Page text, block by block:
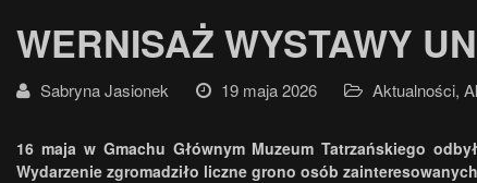
WERNISAŻ WYSTAWY
Sabryna Jasionek 19 maja 2026 Aktualności,
16 maja w Gmachu Głównym Muzeum Tatrzańskiego
Wydarzenie zgromadziło liczne grono osób